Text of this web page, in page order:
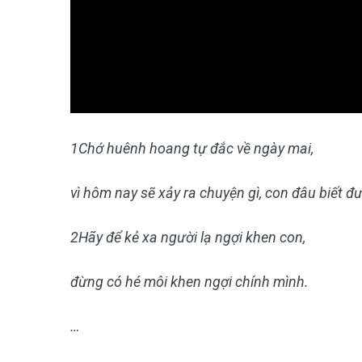
1Chớ huênh hoang tự đắc về ngày mai,
vì hôm nay sẽ xảy ra chuyện gì, con đâu biết
2Hãy để kẻ xa người lạ ngợi khen con,
đừng có hé môi khen ngợi chính mình.
…